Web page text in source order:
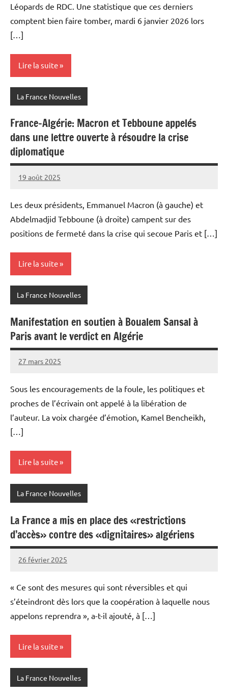
Léopards de RDC. Une statistique que ces derniers
comptent bien faire tomber, mardi 6 janvier 2026 lors
[…]
Lire la suite
La France Nouvelles
France-Algérie: Macron et Tebboune appelés
dans une lettre ouverte à résoudre la crise
diplomatique
19 août 2025
Admins
Les deux présidents, Emmanuel Macron (à gauche) et
Abdelmadjid Tebboune (à droite) campent sur des
positions de fermeté dans la crise qui secoue Paris et […]
Lire la suite
La France Nouvelles
Manifestation en soutien à Boualem Sansal à
Paris avant le verdict en Algérie
27 mars 2025
Admins
Sous les encouragements de la foule, les politiques et
proches de l’écrivain ont appelé à la libération de
l’auteur. La voix chargée d’émotion, Kamel Bencheikh,
[…]
Lire la suite
La France Nouvelles
La France a mis en place des «restrictions
d’accès» contre des «dignitaires» algériens
26 février 2025
Admins
« Ce sont des mesures qui sont réversibles et qui
s’éteindront dès lors que la coopération à laquelle nous
appelons reprendra », a-t-il ajouté, à […]
Lire la suite
La France Nouvelles